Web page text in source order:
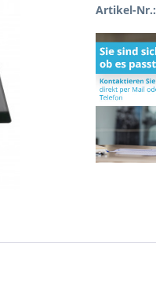
Artikel-Nr.: